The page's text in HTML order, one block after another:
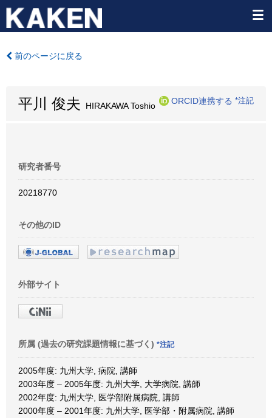
前のページに戻る
平川 俊夫 HIRAKAWA Toshio
ORCID連携する *注記
研究者番号
20218770
その他のID
外部サイト
所属 (過去の研究課題情報に基づく) *注記
2005年度: 九州大学, 病院, 講師
2003年度 – 2005年度: 九州大学, 大学病院, 講師
2002年度: 九州大学, 医学部附属病院, 講師
2000年度 – 2001年度: 九州大学, 医学部・附属病院, 講師